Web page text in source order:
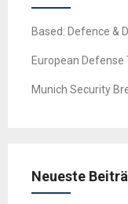
Based: Defence &
European Defense
Munich Security
Neueste